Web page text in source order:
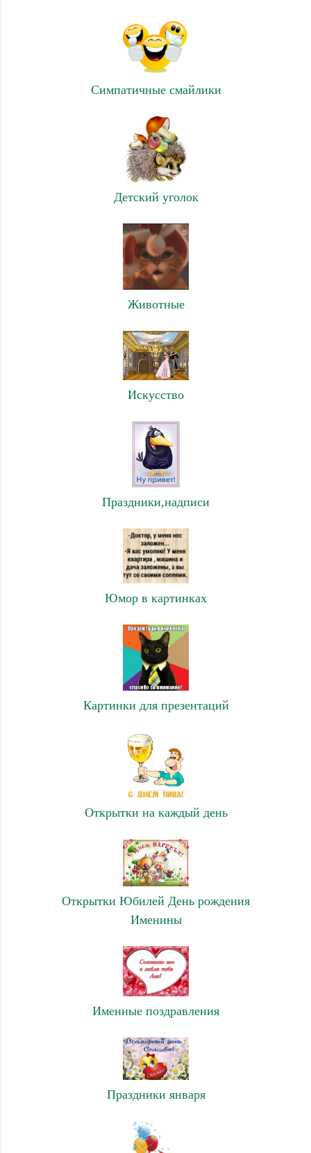
Симпатичные смайлики
Детский уголок
Животные
Искусство
Праздники,надписи
Юмор в картинках
Картинки для презентаций
Открытки на каждый день
Открытки Юбилей День рождения
Именины
Именные поздравления
Праздники января